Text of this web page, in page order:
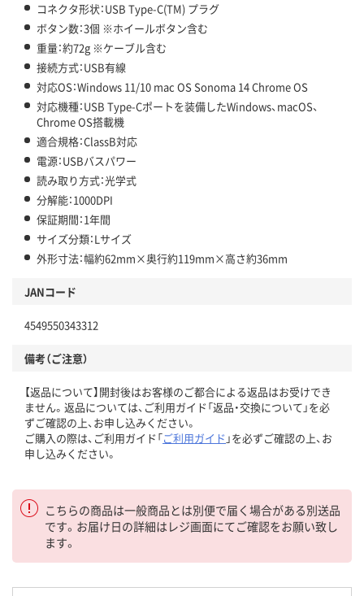
コネクタ形状：USB Type-C(TM) プラグ
ボタン数：3個 ※ホイールボタン含む
重量：約72g ※ケーブル含む
接続方式：USB有線
対応OS：Windows 11/10 mac OS Sonoma 14 Chrome OS
対応機種：USB Type-Cポートを装備したWindows、macOS、
Chrome OS搭載機
適合規格：ClassB対応
電源：USBバスパワー
読み取り方式：光学式
分解能：1000DPI
保証期間：1年間
サイズ分類：Lサイズ
外形寸法：幅約62mm×奥行約119mm×高さ約36mm
JANコード
4549550343312
備考（ご注意）
【返品について】開封後はお客様のご都合による返品はお受けでき
ません。返品については、ご利用ガイド「返品・交換について」を必
ずご確認の上、お申し込みください。
ご購入の際は、ご利用ガイド「ご利用ガイド 」を必ずご確認の上、お
申し込みください。
こちらの商品は一般商品とは別便で届く場合がある別送品
です。お届け日の詳細はレジ画面にてご確認をお願い致し
ます。